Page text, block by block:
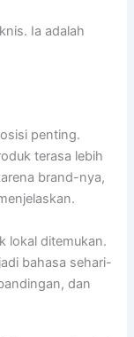
Ia adalah
penting.
terasa lebih
brand-nya,
lokal ditemukan.
bahasa sehari-
dan